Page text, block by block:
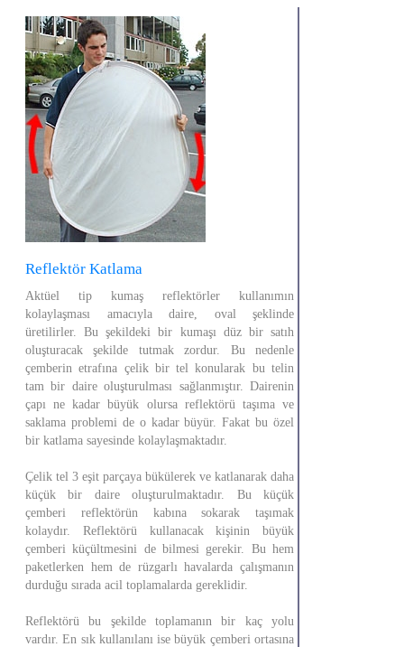
Reflektör Katlama
Aktüel tip kumaş reflektörler kullanımın
kolaylaşması amacıyla daire, oval şeklinde
üretilirler. Bu şekildeki bir kumaşı düz bir satıh
oluşturacak şekilde tutmak zordur. Bu nedenle
çemberin etrafına çelik bir tel konularak bu telin
tam bir daire oluşturulması sağlanmıştır. Dairenin
çapı ne kadar büyük olursa reflektörü taşıma ve
saklama problemi de o kadar büyür. Fakat bu özel
bir katlama sayesinde kolaylaşmaktadır.
Çelik tel 3 eşit parçaya bükülerek ve katlanarak daha
küçük bir daire oluşturulmaktadır. Bu küçük
çemberi reflektörün kabına sokarak taşımak
kolaydır. Reflektörü kullanacak kişinin büyük
çemberi küçültmesini de bilmesi gerekir. Bu hem
paketlerken hem de rüzgarlı havalarda çalışmanın
durduğu sırada acil toplamalarda gereklidir.
Reflektörü bu şekilde toplamanın bir kaç yolu
vardır. En sık kullanılanı ise büyük çemberi ortasına